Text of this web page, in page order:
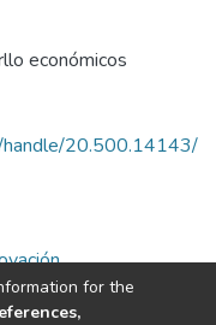
económicos
handle/20.500.14143/
for the